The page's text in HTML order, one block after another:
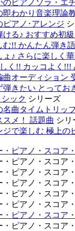
のピアノソラ・エ
即わかり音楽理論
ピアノ･アレンジ
ける♪ おすすめ初
む!! かんたん弾き
ょ♪ さらに楽しく
く!! カッコよく!!!
曲オーディション
弾きたい とってお
ック シリーズ
名曲タイムトリッ
スメ！ 話題曲 シリ
ジで楽しむ 極上の
・ピアノ・スコア
アノ・スコア・
アノ・スコア・
アノ・スコア・
アノ・スコア・
アノ・スコア・
・ピアノ・スコア
アノ・スコア・